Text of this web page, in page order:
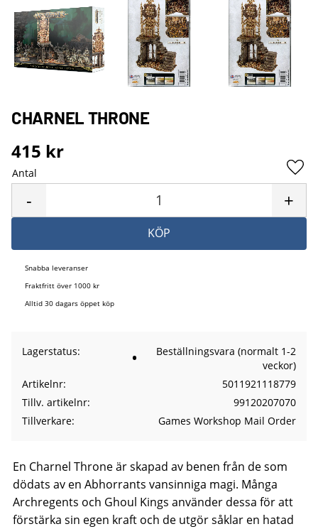
CHARNEL THRONE
415 kr
Antal
+
-
KÖP
Snabba leveranser
Fraktfritt över 1000 kr
Alltid 30 dagars öppet köp
Lagerstatus
Beställningsvara (normalt 1-2
veckor)
Artikelnr
5011921118779
Tillv. artikelnr
99120207070
Tillverkare
Games Workshop Mail Order
En Charnel Throne är skapad av benen från de som
dödats av en Abhorrants vansinniga magi. Många
Archregents och Ghoul Kings använder dessa för att
förstärka sin egen kraft och de utgör såklar en hatad